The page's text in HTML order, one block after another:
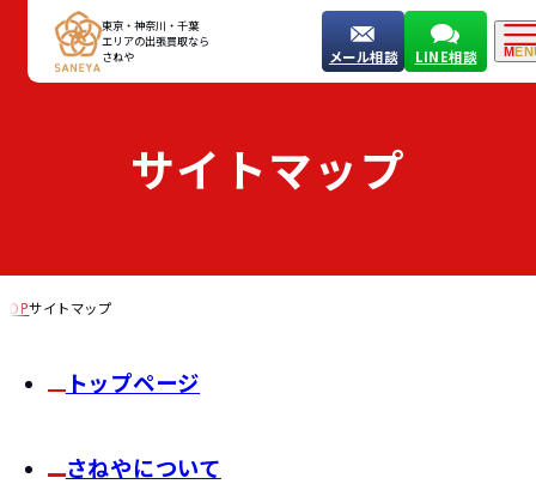
東京・神奈川・千葉
エリアの出張買取なら
さねや
メール相談 LINE相談
サイトマップ
TOPサイトマップ
トップページ
さねやについて